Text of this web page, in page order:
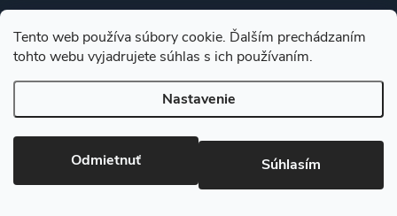
Tento web používa súbory cookie. Ďalším prechádzaním
tohto webu vyjadrujete súhlas s ich používaním.
Nastavenie
Odmietnuť Súhlasím
Základné informácie pre výber noža
Vytvoril Shoptet
. Všetky práva vyhradené.